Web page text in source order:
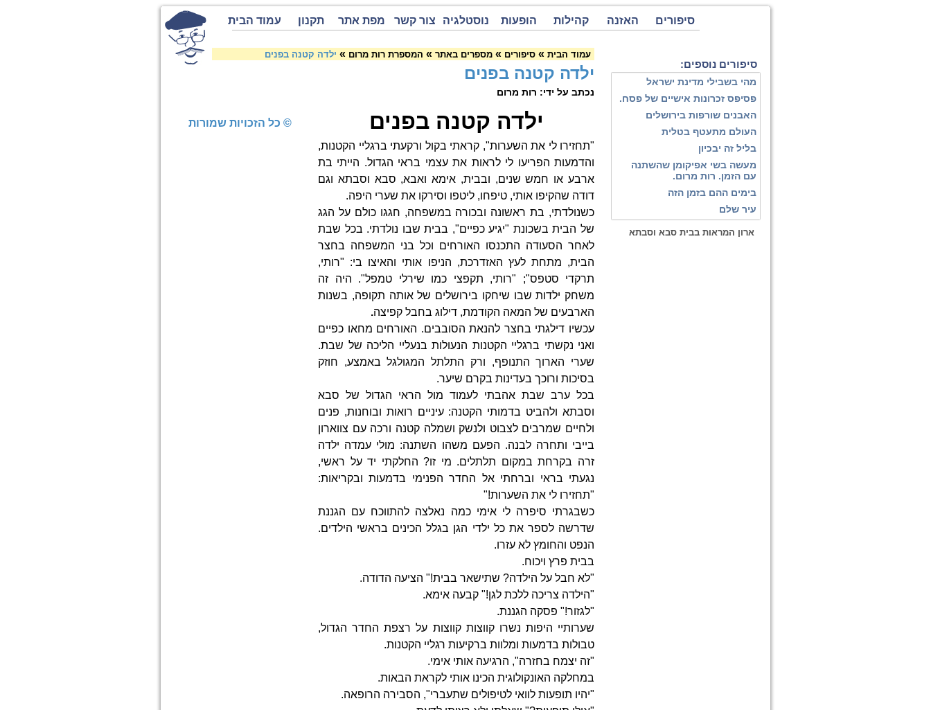
סיפורים האזנה קהילות הופעות נוסטלגיה צור קשר מפת אתר תקנון עמוד הבית
סיפורים נוספים:
מהי בשבילי מדינת ישראל
פסיפס זכרונות אישיים של פסח.
האבנים שורפות בירושלים
העולם מתעטף בטלית
בליל זה יבכיון
מעשה בשי אפיקומן שהשתנה
עם הזמן. רות מרום.
בימים ההם בזמן הזה
עיר שלם
ארון המראות בבית סבא וסבתא
עמוד הבית » סיפורים » מספרים באתר » המספרת רות מרום » ילדה קטנה בפנים
ילדה קטנה בפנים
נכתב על ידי: רות מרום
ילדה קטנה בפנים
"תחזירו לי את השערות", קראתי בקול ורקעתי ברגליי הקטנות,
והדמעות הפריעו לי לראות את עצמי בראי הגדול. הייתי בת
ארבע או חמש שנים, ובבית, אימא ואבא, סבא וסבתא וגם
דודה שהקיפו אותי, טיפחו, ליטפו וסירקו את שערי היפה.
כשנולדתי, בת ראשונה ובכורה במשפחה, חגגו כולם על הגג
של הבית בשכונת "יגיע כפיים", בבית שבו נולדתי. בכל שבת
לאחר הסעודה התכנסו האורחים וכל בני המשפחה בחצר
הבית, מתחת לעץ האזדרכת, הניפו אותי והאיצו בי: "רותי,
תרקדי סטפס"; "רותי, תקפצי כמו שירלי טמפל". היה זה
משחק ילדות שבו שיחקו בירושלים של אותה תקופה, בשנות
הארבעים של המאה הקודמת, דילוג בחבל קפיצה.
עכשיו דילגתי בחצר להנאת הסובבים. האורחים מחאו כפיים
ואני נקשתי ברגליי הקטנות הנעולות בנעליי הליכה של שבת.
שערי הארוך התנופף, ורק התלתל המגולגל באמצע, חוזק
בסיכות ורוכך בעדינות בקרם שיער.
בכל ערב שבת אהבתי לעמוד מול הראי הגדול של סבא
וסבתא ולהביט בדמותי הקטנה: עיניים רואות ובוחנות, פנים
ולחיים שמרבים לצבוט ולנשק ושמלה קטנה ורכה עם צווארון
בייבי ותחרה לבנה. הפעם משהו השתנה: מולי עמדה ילדה
זרה בקרחת במקום תלתלים. מי זו? החלקתי יד על ראשי,
נגעתי בראי וברחתי אל החדר הפנימי בדמעות ובקריאות:
"תחזירו לי את השערות!"
כשבגרתי סיפרה לי אימי כמה נאלצה להתווכח עם הגננת
שדרשה לספר את כל ילדי הגן בגלל הכינים בראשי הילדים.
הנפט והחומץ לא עזרו.
בבית פרץ ויכוח.
"לא חבל על הילדה? שתישאר בבית!" הציעה הדודה.
"הילדה צריכה ללכת לגן!" קבעה אימא.
"לגזור!" פסקה הגננת.
שערותיי היפות נשרו קווצות קווצות על רצפת החדר הגדול,
טבולות בדמעות ומלוות ברקיעות רגליי הקטנות.
"זה יצמח בחזרה", הרגיעה אותי אימי.
במחלקה האונקולוגית הכינו אותי לקראת הבאות.
"יהיו תופעות לוואי לטיפולים שתעברי", הסבירה הרופאה.
© כל הזכויות שמורות